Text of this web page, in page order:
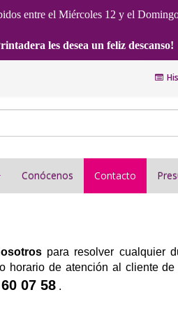
entre el Miércoles 12 y el
les desea un feliz descanso!
Conócenos Contacto
para resolver cualquier
horario de atención al cliente
07 58.